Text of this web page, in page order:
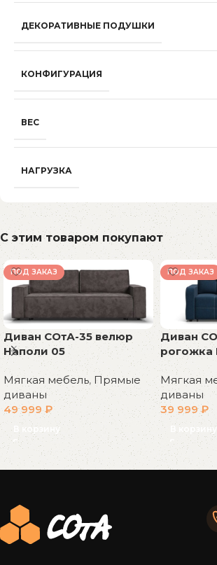
ДЕКОРАТИВНЫЕ ПОДУШКИ
КОНФИГУРАЦИЯ
ВЕС
НАГРУЗКА
С этим товаром покупают
ПОД ЗАКАЗ
Диван СОтА-35 велюр
Наполи 05
Мягкая мебель, Прямые
диваны
49 999₽
В корзину
ПОД ЗАКАЗ
Диван
рогожка
Мягкая
диваны
39 999₽
В корзину
Read More